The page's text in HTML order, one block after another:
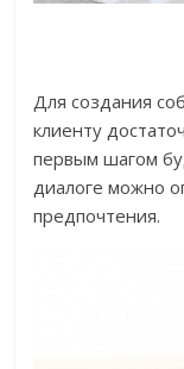
Для создания
клиенту
первым шагом
диалоге можно
предпочтения.